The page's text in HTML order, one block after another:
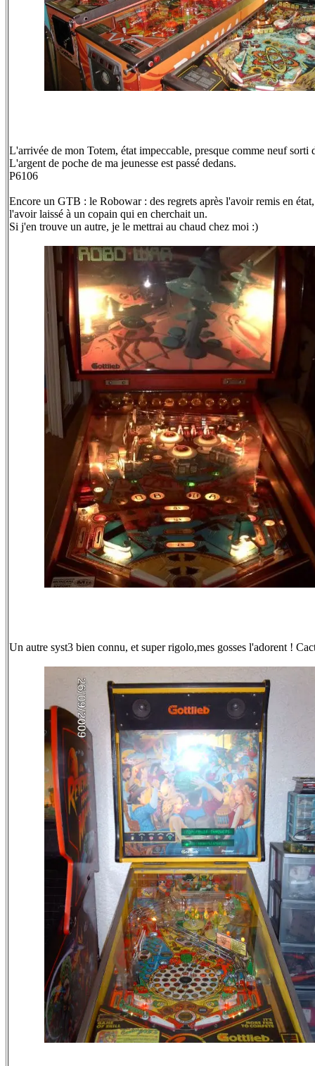
L'arrivée de mon Totem, état impeccable, presque comme neuf sorti
L'argent de poche de ma jeunesse est passé dedans.
P6106
Encore un GTB : le Robowar : des regrets après l'avoir remis en
l'avoir laissé à un copain qui en cherchait un.
Si j'en trouve un autre, je le mettrai au chaud chez moi :)
Un autre syst3 bien connu, et super rigolo,mes gosses l'adorent !